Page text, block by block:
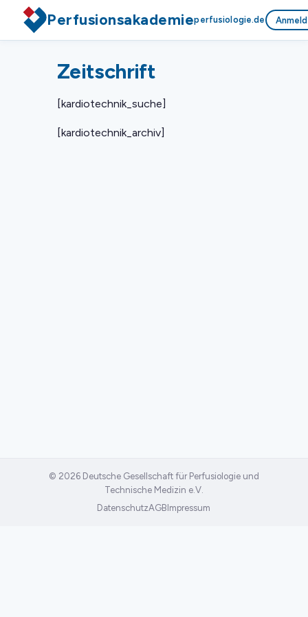
Perfusionsakademieperfusiologie.de
Zeitschrift
[kardiotechnik_suche]
[kardiotechnik_archiv]
© 2026 Deutsche Gesellschaft für Perfusiologie und
Technische Medizin e.V.
DatenschutzAGBImpressum